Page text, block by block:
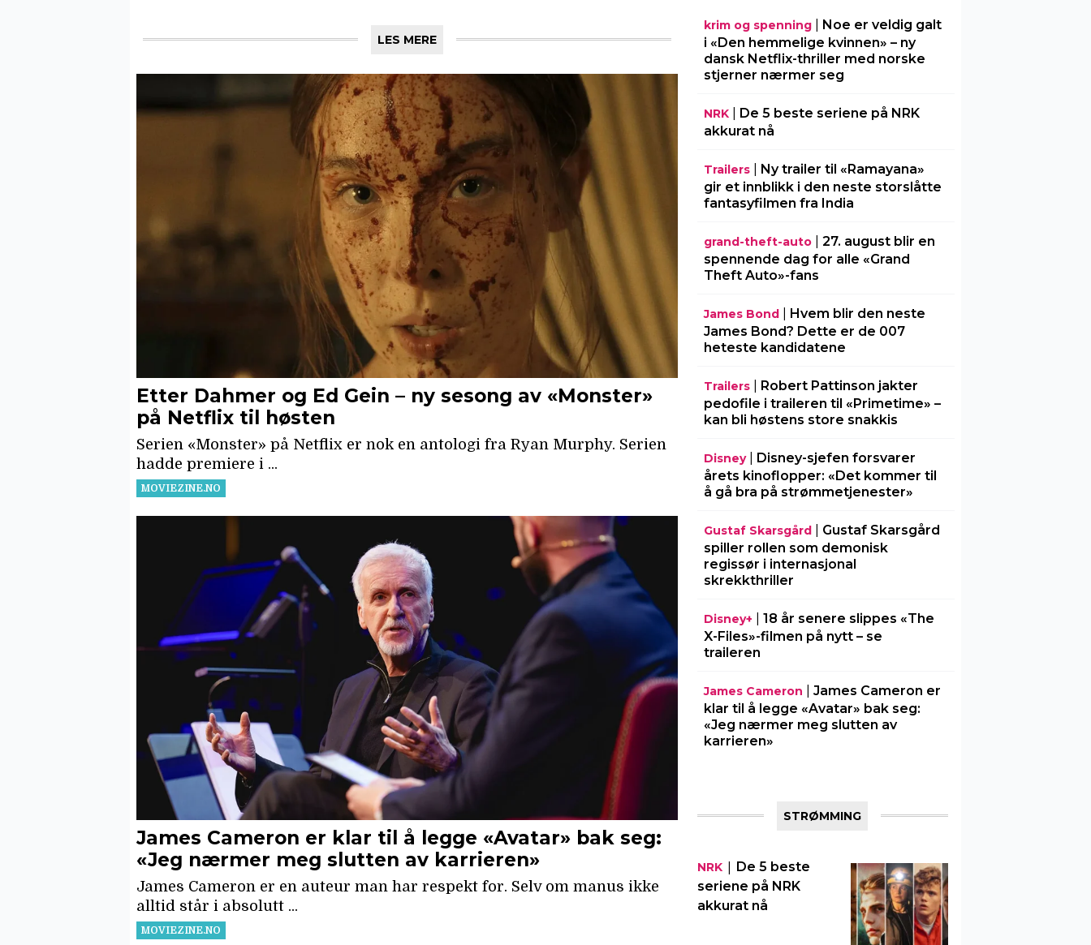
LES MERE
krim og spenning| Noe er veldig galt
i «Den hemmelige kvinnen» – ny
dansk Netflix-thriller med norske
stjerner nærmer seg
NRK| De 5 beste seriene på NRK
akkurat nå
Trailers| Ny trailer til «Ramayana»
gir et innblikk i den neste storslåtte
fantasyfilmen fra India
grand-theft-auto| 27. august blir en
spennende dag for alle «Grand
Theft Auto»-fans
James Bond| Hvem blir den neste
James Bond? Dette er de 007
heteste kandidatene
Trailers| Robert Pattinson jakter
pedofile i traileren til «Primetime» –
kan bli høstens store snakkis
Disney| Disney-sjefen forsvarer
årets kinoflopper: «Det kommer til
å gå bra på strømmetjenester»
Gustaf Skarsgård| Gustaf Skarsgård
spiller rollen som demonisk
regissør i internasjonal
skrekkthriller
Disney+
18 år senere slippes «The
X-Files»-filmen på nytt – se
traileren
James Cameron
James Cameron er
klar til å legge «Avatar» bak seg:
«Jeg nærmer meg slutten av
karrieren»
STRØMMING
NRK| De 5 beste
seriene på NRK
akkurat nå